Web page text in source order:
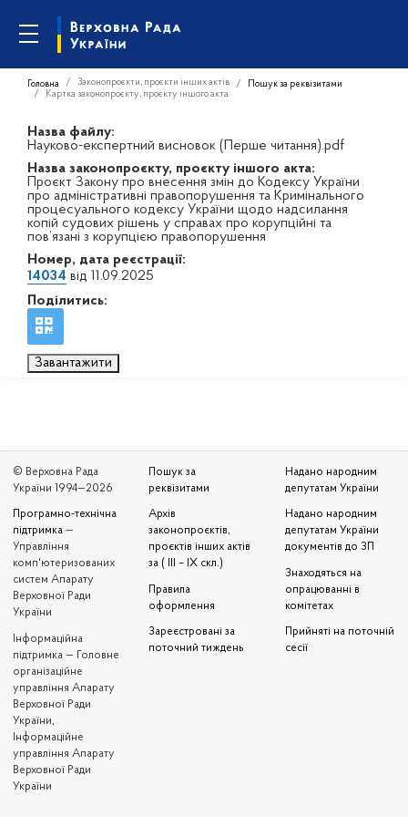
Головна Законопроєкти, проєкти інших актів
Пошук за реквізитами
Картка законопроєкту, проєкту іншого акта
Назва файлу:
Науково-експертний висновок (Перше читання).pdf
Назва законопроєкту, проєкту іншого акта:
Проєкт Закону про внесення змін до Кодексу України
про адміністративні правопорушення та Кримінального
процесуального кодексу України щодо надсилання
копій судових рішень у справах про корупційні та
пов’язані з корупцією правопорушення
Номер, дата реєстрації:
14034 від 11.09.2025
Поділитись:
Завантажити
© Верховна Рада
України 1994—2026
Програмно-технічна
підтримка —
Управління
комп'ютеризованих
систем Апарату
Верховної Ради
України
Iнформаційна
підтримка — Головне
організаційне
управління Апарату
Верховної Ради
України,
Інформаційне
управління Апарату
Верховної Ради
України
Пошук за
реквізитами
Архів
законопроєктів,
проєктів інших актів
за ( III – IX скл.)
Правила
оформлення
Зареєстровані за
поточний тиждень
Надано народним
депутатам України
Надано народним
депутатам України
документів до ЗП
Знаходяться на
опрацюванні в
комітетах
Прийняті на поточній
сесії